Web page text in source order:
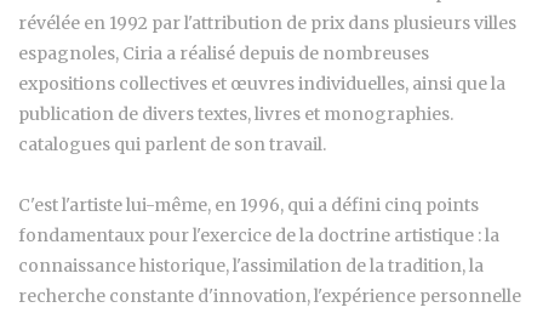
révélée en 1992 par l'attribution de prix dans plusieurs villes
espagnoles, Ciria a réalisé depuis de nombreuses
expositions collectives et œuvres individuelles, ainsi que la
publication de divers textes, livres et monographies.
catalogues qui parlent de son travail.
C'est l'artiste lui-même, en 1996, qui a défini cinq points
fondamentaux pour l'exercice de la doctrine artistique : la
connaissance historique, l'assimilation de la tradition, la
recherche constante d'innovation, l'expérience personnelle